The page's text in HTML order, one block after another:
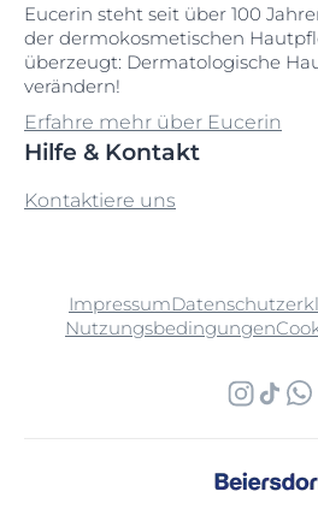
Eucerin steht seit über 100
der dermokosmetischen
überzeugt: Dermatologische
verändern!
Erfahre mehr über Eucerin
Hilfe & Kontakt
Kontaktiere uns
Impressum
Nutzungsbedingungen